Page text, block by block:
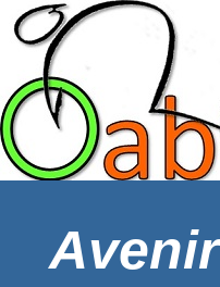
Avenir